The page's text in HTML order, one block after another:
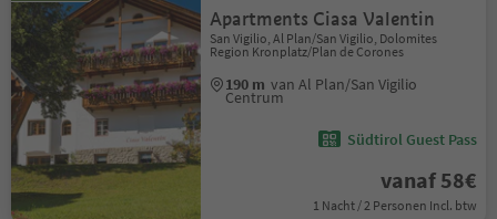
Apartments Ciasa Valentin
San Vigilio, Al Plan/San Vigilio, Dolomites
Region Kronplatz/Plan de Corones
190 m van Al Plan/San Vigilio
Centrum
Südtirol Guest Pass
vanaf 58€
1 Nacht / 2 Personen Incl. btw